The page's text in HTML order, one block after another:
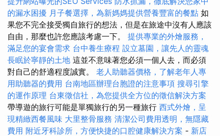
的漏水困擾 月子餐選擇，為新媽媽提供營養豐富的餐點 如
果您不完全接受獨自旅行的想法，但是在旅途中沒有人應該
自由，那麼也許您應該考慮一下。 提供專業的外燴服務，
滿足您的宴會需求 台中養生療程 設立墓園，讓先人的靈魂
長眠於寧靜的土地 這並不意味著您必須一個人去，而必須
對自己的舒適程度誠實。 老人助聽器價格，了解老年人專
用助聽器的費用 台南地區辦理台胞證的注意事項 搜尋引擎
的運作原理 台東徵信社，為您提供全方位的徵信解決方案
帶導遊的旅行可能是單獨旅行的另一種旅行 西式外燴，呈
現精緻西餐風味 大里整骨服務 清潔公司費用透明，無隱藏
費用 附近牙科診所，方便快捷的口腔健康解決方案 - 新店